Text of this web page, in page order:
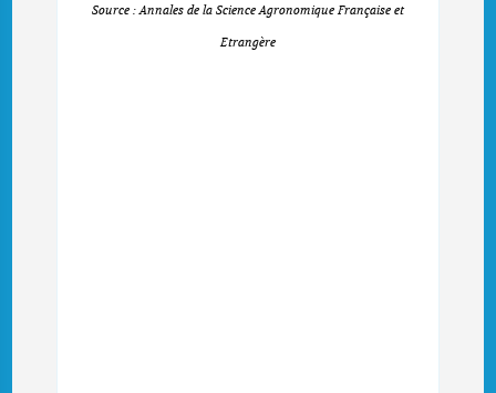
Source : Annales de la Science Agronomique Française et
Etrangère